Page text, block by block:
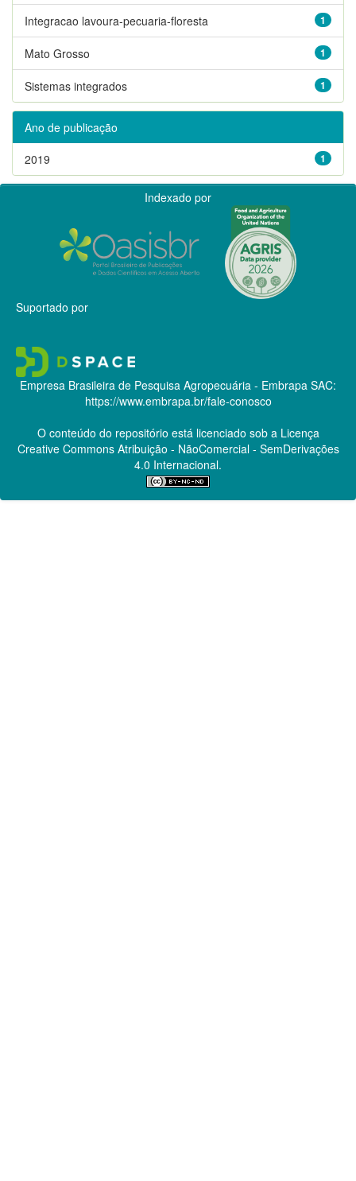
1
Integracao lavoura-pecuaria-floresta
1
Mato Grosso
1
Sistemas integrados
Ano de publicação
1
2019
Indexado por
Suportado por
Empresa Brasileira de Pesquisa Agropecuária - Embrapa SAC:
https://www.embrapa.br/fale-conosco
O conteúdo do repositório está licenciado sob a Licença
Creative CommonsAtribuição - NãoComercial - SemDerivações
4.0 Internacional.